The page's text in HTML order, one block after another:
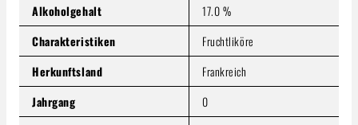
Produkt Anzahl: Gib den gewünschten Wert ein oder
In den Warenkorb
Alkoholgehalt
17.0 %
Charakteristiken
Fruchtliköre
Herkunftsland
Frankreich
Jahrgang
0